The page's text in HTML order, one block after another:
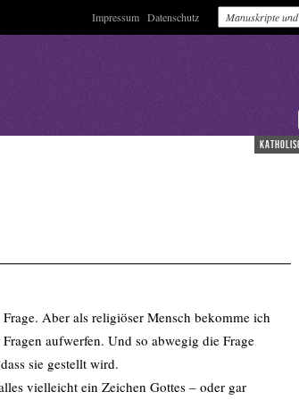
Impressum Datenschutz
Aber als religiöser Mensch bekomme ich
aufwerfen. Und so abwegig die Frage
sie gestellt wird.
vielleicht ein Zeichen Gottes – oder gar